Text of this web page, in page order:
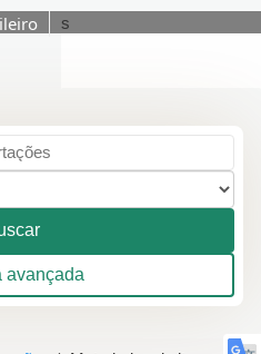
s
avançada